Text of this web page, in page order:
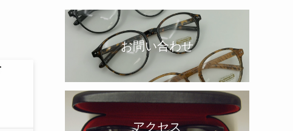
お問い合わせ
アクセス